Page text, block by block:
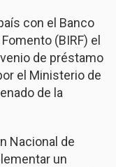
con el Banco
(BIRF) el
de préstamo
el Ministerio de
de la
Nacional de
un